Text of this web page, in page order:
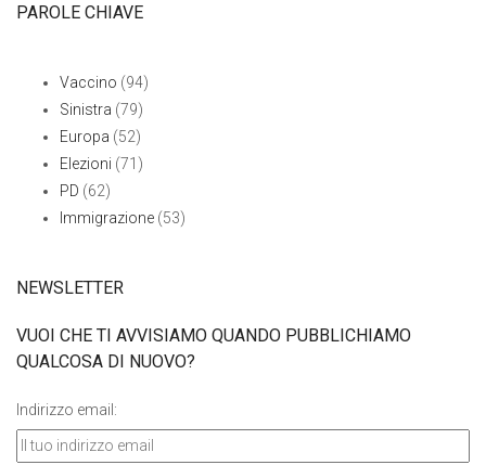
PAROLE CHIAVE
Vaccino (94)
Sinistra (79)
Europa (52)
Elezioni (71)
PD (62)
Immigrazione (53)
NEWSLETTER
VUOI CHE TI AVVISIAMO QUANDO PUBBLICHIAMO
QUALCOSA DI NUOVO?
Indirizzo email: